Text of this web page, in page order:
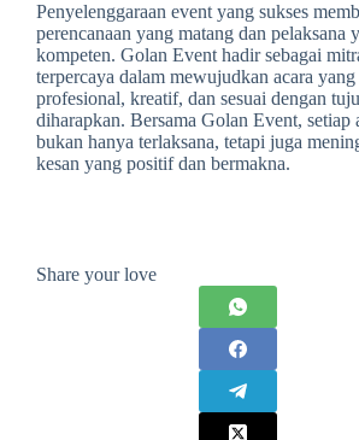
Penyelenggaraan event yang sukses
perencanaan yang matang dan pelaksana
kompeten. Golan Event hadir sebagai
terpercaya dalam mewujudkan acara yang
profesional, kreatif, dan sesuai dengan
diharapkan. Bersama Golan Event, setiap
bukan hanya terlaksana, tetapi juga
kesan yang positif dan bermakna.
Share your love